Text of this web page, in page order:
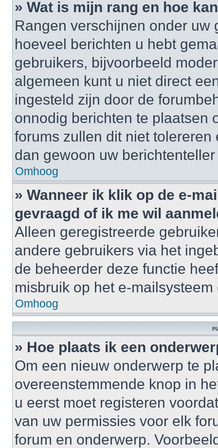
» Wat is mijn rang en hoe
Rangen verschijnen onder uw
hoeveel berichten u hebt
gebruikers, bijvoorbeeld
algemeen kunt u niet direct
ingesteld zijn door de
onnodig berichten te plaatsen
forums zullen dit niet
dan gewoon uw
Omhoog
» Wanneer ik klik op de e-
gevraagd of ik me wil
Alleen geregistreerde
andere gebruikers via het
de beheerder deze functie
misbruik op het e-
Omhoog
» Hoe plaats ik een
Om een nieuw onderwerp te
overeenstemmende knop in
u eerst moet registeren
van uw permissies voor elk
forum en onderwerp.